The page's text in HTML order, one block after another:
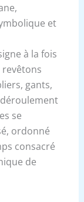
et
à la fois
revêtons
gants,
se
ordonné
consacré
de